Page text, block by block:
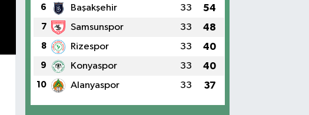
6 Başakşehir 33 54
7 Samsunspor 33 48
8 Rizespor 33 40
9 Konyaspor 33 40
10 Alanyaspor 33 37